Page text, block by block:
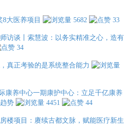
8大医养项目 5682 33
访谈丨索慧波：以务实精准之心，造有
34
真正考验的是系统整合能力
康养中心一期康护中心：立足千亿康养
势
4451 44
楼项目：赓续古都文脉，赋能医疗新生